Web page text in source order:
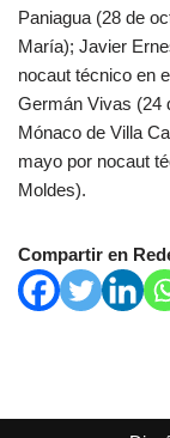
Paniagua (28 de
María); Javier
nocaut técnico en
Germán Vivas (24
Mónaco de Villa
mayo por nocaut
Moldes).
Compartir en